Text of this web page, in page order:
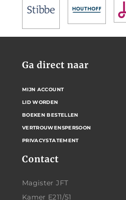
Contact
Magister JFT
Kamer E211/51
Ga direct naar
MIJN ACCOUNT
LID WORDEN
BOEKEN BESTELLEN
VERTROUWENSPERSOON
PRIVACYSTATEMENT